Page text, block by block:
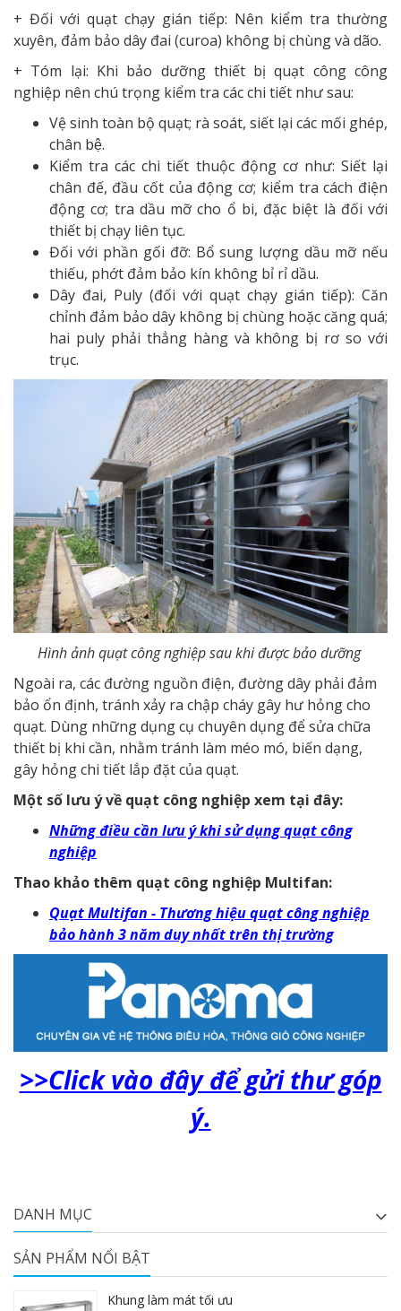
+ Đối với quạt chạy gián tiếp: Nên kiểm tra thường
xuyên, đảm bảo dây đai (curoa) không bị chùng và dão.
+ Tóm lại: Khi bảo dưỡng thiết bị quạt công công
nghiệp nên chú trọng kiểm tra các chi tiết như sau:
Vệ sinh toàn bộ quạt; rà soát, siết lại các mối ghép,
chân bệ.
Kiểm tra các chi tiết thuộc động cơ như: Siết lại
chân đế, đầu cốt của động cơ; kiểm tra cách điện
động cơ; tra dầu mỡ cho ổ bi, đặc biệt là đối với
thiết bị chạy liên tục.
Đối với phần gối đỡ: Bổ sung lượng dầu mỡ nếu
thiếu, phớt đảm bảo kín không bỉ rỉ dầu.
Dây đai, Puly (đối với quạt chạy gián tiếp): Căn
chỉnh đảm bảo dây không bị chùng hoặc căng quá;
hai puly phải thẳng hàng và không bị rơ so với
trục.
Hình ảnh quạt công nghiệp sau khi được bảo dưỡng
Ngoài ra, các đường nguồn điện, đường dây phải đảm
bảo ổn định, tránh xảy ra chập cháy gây hư hỏng cho
quạt. Dùng những dụng cụ chuyên dụng để sửa chữa
thiết bị khi cần, nhằm tránh làm méo mó, biến dạng,
gây hỏng chi tiết lắp đặt của quạt.
Một số lưu ý về quạt công nghiệp xem tại đây:
Những điều cần lưu ý khi sử dụng quạt công
nghiệp
Thao khảo thêm quạt công nghiệp Multifan:
Quạt Multifan - Thương hiệu quạt công nghiệp
bảo hành 3 năm duy nhất trên thị trường
>>Click vào đây để gửi thư góp
ý.
DANH MỤC
SẢN PHẨM NỔI BẬT
Khung làm mát tối ưu